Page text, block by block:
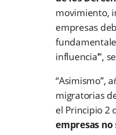
movimiento,
empresas
influencia’”,
“Asimismo”,
migratorias
el Principio 2
empresas